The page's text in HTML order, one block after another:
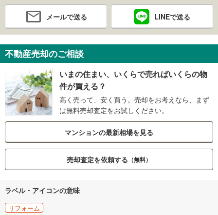
メールで送る LINEで送る
不動産売却のご相談
いまの住まい、いくらで売ればいくらの物
件が買える？
高く売って、安く買う。売却をお考えなら、まず
は無料売却査定をお試しください。
マンションの最新相場を見る
売却査定を依頼する （無料）
ラベル・アイコンの意味
リフォーム